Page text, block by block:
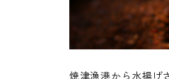
焼津漁港から水揚げ